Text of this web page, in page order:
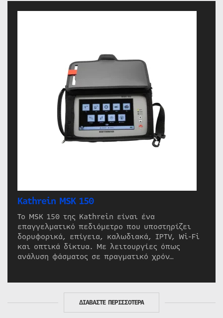
Kathrein MSK 150
Το MSK 150 της Kathrein είναι ένα
επαγγελματικό πεδιόμετρο που υποστηρίζει
δορυφορικά, επίγεια, καλωδιακά, IPTV, Wi-Fi
και οπτικά δίκτυα. Με λειτουργίες όπως
ανάλυση φάσματος σε πραγματικό χρόν…
ΔΙΑΒΑΣΤΕ ΠΕΡΙΣΣΟΤΕΡΑ